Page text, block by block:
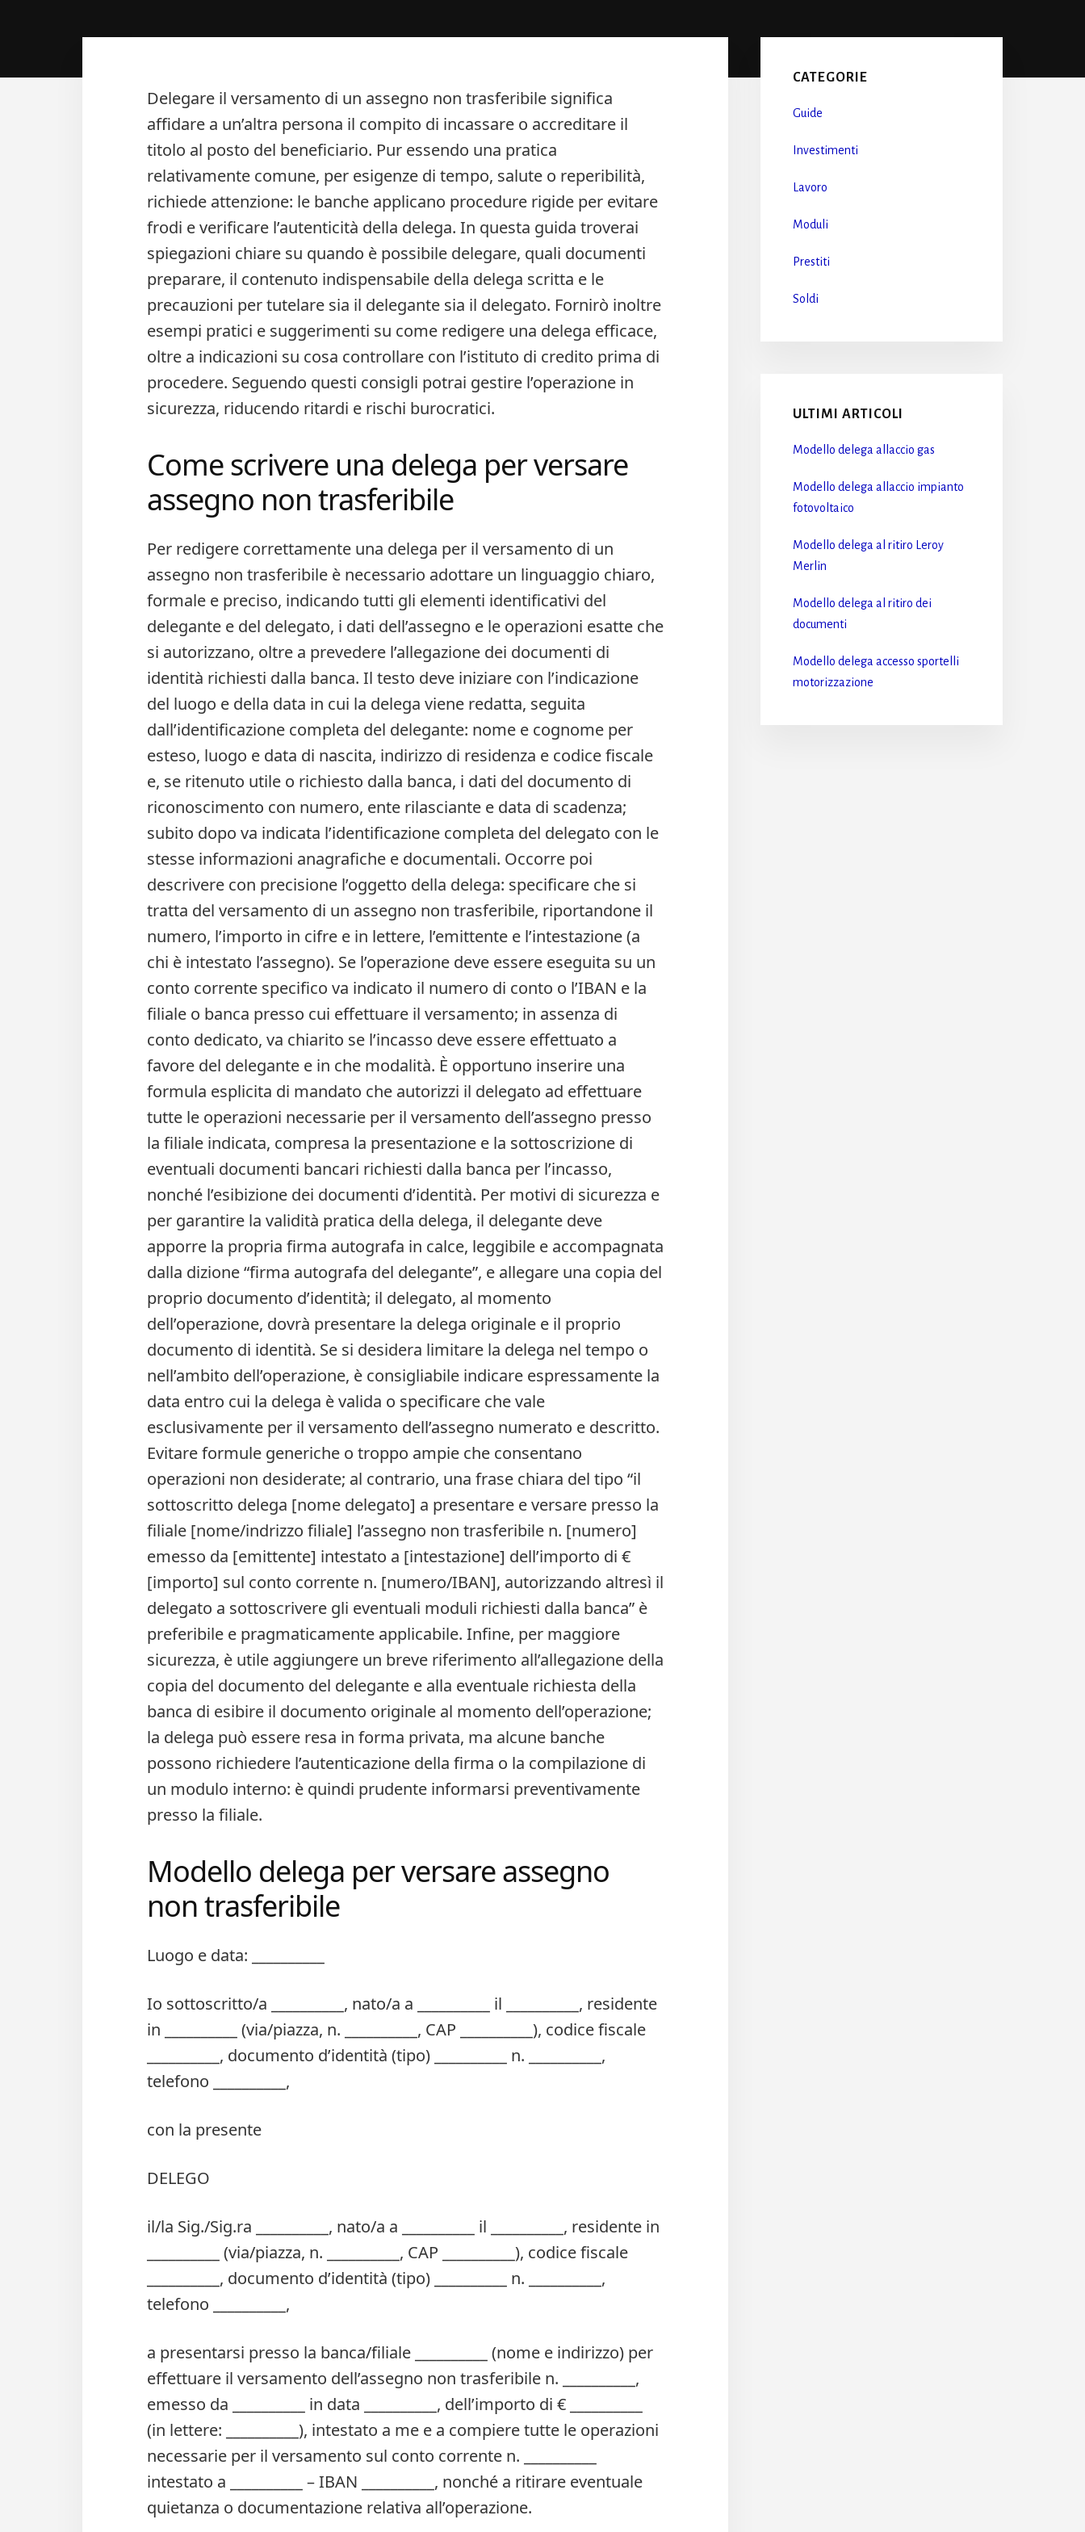
Delegare il versamento di un assegno non trasferibile significa
affidare a un’altra persona il compito di incassare o accreditare il
titolo al posto del beneficiario. Pur essendo una pratica
relativamente comune, per esigenze di tempo, salute o reperibilità,
richiede attenzione: le banche applicano procedure rigide per evitare
frodi e verificare l’autenticità della delega. In questa guida troverai
spiegazioni chiare su quando è possibile delegare, quali documenti
preparare, il contenuto indispensabile della delega scritta e le
precauzioni per tutelare sia il delegante sia il delegato. Fornirò inoltre
esempi pratici e suggerimenti su come redigere una delega efficace,
oltre a indicazioni su cosa controllare con l’istituto di credito prima di
procedere. Seguendo questi consigli potrai gestire l’operazione in
sicurezza, riducendo ritardi e rischi burocratici.
Come scrivere una delega per versare
assegno non trasferibile​
Per redigere correttamente una delega per il versamento di un
assegno non trasferibile è necessario adottare un linguaggio chiaro,
formale e preciso, indicando tutti gli elementi identificativi del
delegante e del delegato, i dati dell’assegno e le operazioni esatte che
si autorizzano, oltre a prevedere l’allegazione dei documenti di
identità richiesti dalla banca. Il testo deve iniziare con l’indicazione
del luogo e della data in cui la delega viene redatta, seguita
dall’identificazione completa del delegante: nome e cognome per
esteso, luogo e data di nascita, indirizzo di residenza e codice fiscale
e, se ritenuto utile o richiesto dalla banca, i dati del documento di
riconoscimento con numero, ente rilasciante e data di scadenza;
subito dopo va indicata l’identificazione completa del delegato con le
stesse informazioni anagrafiche e documentali. Occorre poi
descrivere con precisione l’oggetto della delega: specificare che si
tratta del versamento di un assegno non trasferibile, riportandone il
numero, l’importo in cifre e in lettere, l’emittente e l’intestazione (a
chi è intestato l’assegno). Se l’operazione deve essere eseguita su un
conto corrente specifico va indicato il numero di conto o l’IBAN e la
filiale o banca presso cui effettuare il versamento; in assenza di
conto dedicato, va chiarito se l’incasso deve essere effettuato a
favore del delegante e in che modalità. È opportuno inserire una
formula esplicita di mandato che autorizzi il delegato ad effettuare
tutte le operazioni necessarie per il versamento dell’assegno presso
la filiale indicata, compresa la presentazione e la sottoscrizione di
eventuali documenti bancari richiesti dalla banca per l’incasso,
nonché l’esibizione dei documenti d’identità. Per motivi di sicurezza e
per garantire la validità pratica della delega, il delegante deve
apporre la propria firma autografa in calce, leggibile e accompagnata
dalla dizione “firma autografa del delegante”, e allegare una copia del
proprio documento d’identità; il delegato, al momento
dell’operazione, dovrà presentare la delega originale e il proprio
documento di identità. Se si desidera limitare la delega nel tempo o
nell’ambito dell’operazione, è consigliabile indicare espressamente la
data entro cui la delega è valida o specificare che vale
esclusivamente per il versamento dell’assegno numerato e descritto.
Evitare formule generiche o troppo ampie che consentano
operazioni non desiderate; al contrario, una frase chiara del tipo “il
sottoscritto delega [nome delegato] a presentare e versare presso la
filiale [nome/indrizzo filiale] l’assegno non trasferibile n. [numero]
emesso da [emittente] intestato a [intestazione] dell’importo di €
[importo] sul conto corrente n. [numero/IBAN], autorizzando altresì il
delegato a sottoscrivere gli eventuali moduli richiesti dalla banca” è
preferibile e pragmaticamente applicabile. Infine, per maggiore
sicurezza, è utile aggiungere un breve riferimento all’allegazione della
copia del documento del delegante e alla eventuale richiesta della
banca di esibire il documento originale al momento dell’operazione;
la delega può essere resa in forma privata, ma alcune banche
possono richiedere l’autenticazione della firma o la compilazione di
un modulo interno: è quindi prudente informarsi preventivamente
presso la filiale.
Modello delega per versare assegno
non trasferibile​
Luogo e data: __________
Io sottoscritto/a __________, nato/a a __________ il __________, residente
in __________ (via/piazza, n. __________, CAP __________), codice fiscale
__________, documento d’identità (tipo) __________ n. __________,
telefono __________,
con la presente
DELEGO
il/la Sig./Sig.ra __________, nato/a a __________ il __________, residente in
__________ (via/piazza, n. __________, CAP __________), codice fiscale
__________, documento d’identità (tipo) __________ n. __________,
telefono __________,
a presentarsi presso la banca/filiale __________ (nome e indirizzo) per
effettuare il versamento dell’assegno non trasferibile n. __________,
emesso da __________ in data __________, dell’importo di € __________
(in lettere: __________), intestato a me e a compiere tutte le operazioni
necessarie per il versamento sul conto corrente n. __________
intestato a __________ – IBAN __________, nonché a ritirare eventuale
quietanza o documentazione relativa all’operazione.
Sidebar
CATEGORIE
Guide
Investimenti
Lavoro
Moduli
Prestiti
Soldi
ULTIMI ARTICOLI
Modello delega allaccio gas​
Modello delega allaccio impianto
fotovoltaico​
Modello delega al ritiro Leroy
Merlin​
Modello delega al ritiro dei
documenti​
Modello delega accesso sportelli
motorizzazione​